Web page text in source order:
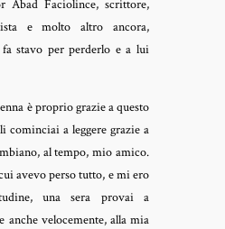
Abad Faciolince, scrittore,
e molto altro ancora,
stavo per perderlo e a lui
è proprio grazie a questo
cominciai a leggere grazie a
al tempo, mio amico.
avevo perso tutto, e mi ero
una sera provai a
anche velocemente, alla mia